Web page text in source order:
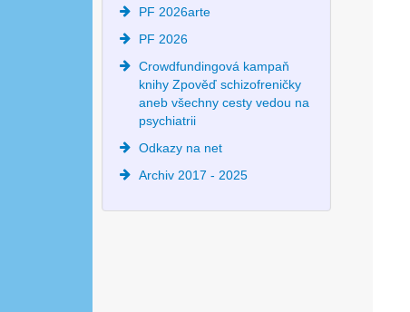
PF 2026arte
PF 2026
Crowdfundingová kampaň
knihy Zpověď schizofreničky
aneb všechny cesty vedou na
psychiatrii
Odkazy na net
Archiv 2017 - 2025